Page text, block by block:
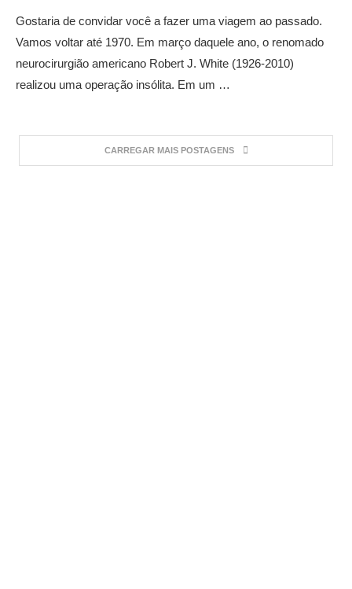
Gostaria de convidar você a fazer uma viagem ao passado.
Vamos voltar até 1970. Em março daquele ano, o renomado
neurocirurgião americano Robert J. White (1926-2010)
realizou uma operação insólita. Em um …
CARREGAR MAIS POSTAGENS